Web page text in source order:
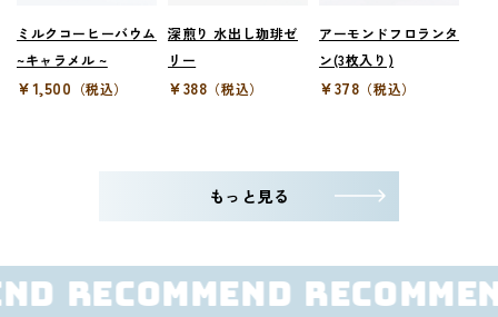
ミルクコーヒーバウム
~キャラメル ~
¥1,500 （税込）
深煎り 水出し珈琲ゼ
リー
¥388 （税込）
アーモンドフロランタ
ン(3枚入り)
¥378 （税込）
もっと見る
RECOMMEND